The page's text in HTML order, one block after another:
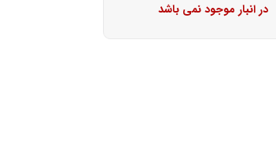
در انبار موجود نمی باشد